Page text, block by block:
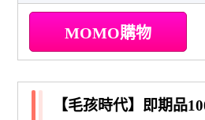
MOMO購物
【毛孩時代】即期品